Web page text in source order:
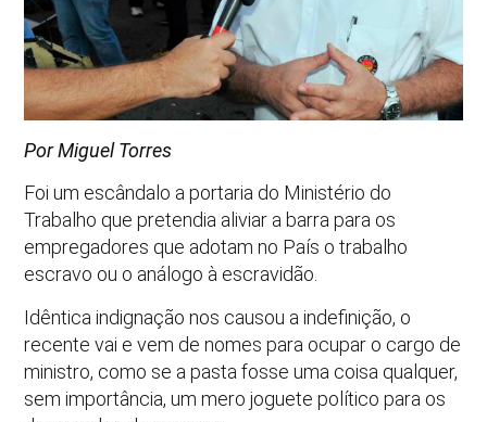
Por Miguel Torres
Foi um escândalo a portaria do Ministério do
Trabalho que pretendia aliviar a barra para os
empregadores que adotam no País o trabalho
escravo ou o análogo à escravidão.
Idêntica indignação nos causou a indefinição, o
recente vai e vem de nomes para ocupar o cargo de
ministro, como se a pasta fosse uma coisa qualquer,
sem importância, um mero joguete político para os